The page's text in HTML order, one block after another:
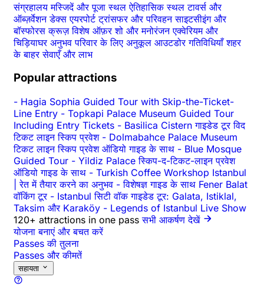
संग्रहालयमस्जिदें और पूजा स्थलऐतिहासिक स्थलटावर्स और
ऑब्ज़र्वेशन डेक्सएयरपोर्ट ट्रांसफर और परिवहनसाइटसीइंग और
बॉस्फोरस क्रूज़विशेष ऑफ़रशो और मनोरंजनएक्वेरियम और
चिड़ियाघर अनुभवपरिवार के लिए अनुकूल आउटडोर गतिविधियाँशहर
के बाहरसेवाएँ और लाभ
Popular attractions
- Hagia Sophia Guided Tour with Skip-the-Ticket-
Line Entry - Topkapi Palace Museum Guided Tour
Including Entry Tickets - Basilica Cistern गाइडेड टूर विद
टिकट लाइन स्किप प्रवेश - Dolmabahce Palace Museum
टिकट लाइन स्किप प्रवेश ऑडियो गाइड के साथ - Blue Mosque
Guided Tour - Yildiz Palace स्किप-द-टिकट-लाइन प्रवेश
ऑडियो गाइड के साथ - Turkish Coffee Workshop Istanbul
| रेत में तैयार करने का अनुभव - विशेषज्ञ गाइड के साथ Fener Balat
वॉकिंग टूर - Istanbul सिटी वॉक गाइडेड टूर: Galata, Istiklal,
Taksim और Karaköy - Legends of Istanbul Live Show
120+ attractions in one pass सभी आकर्षण देखें
योजना बनाएं और बचत करें
Passes की तुलना
Passes और कीमतें
सहायता